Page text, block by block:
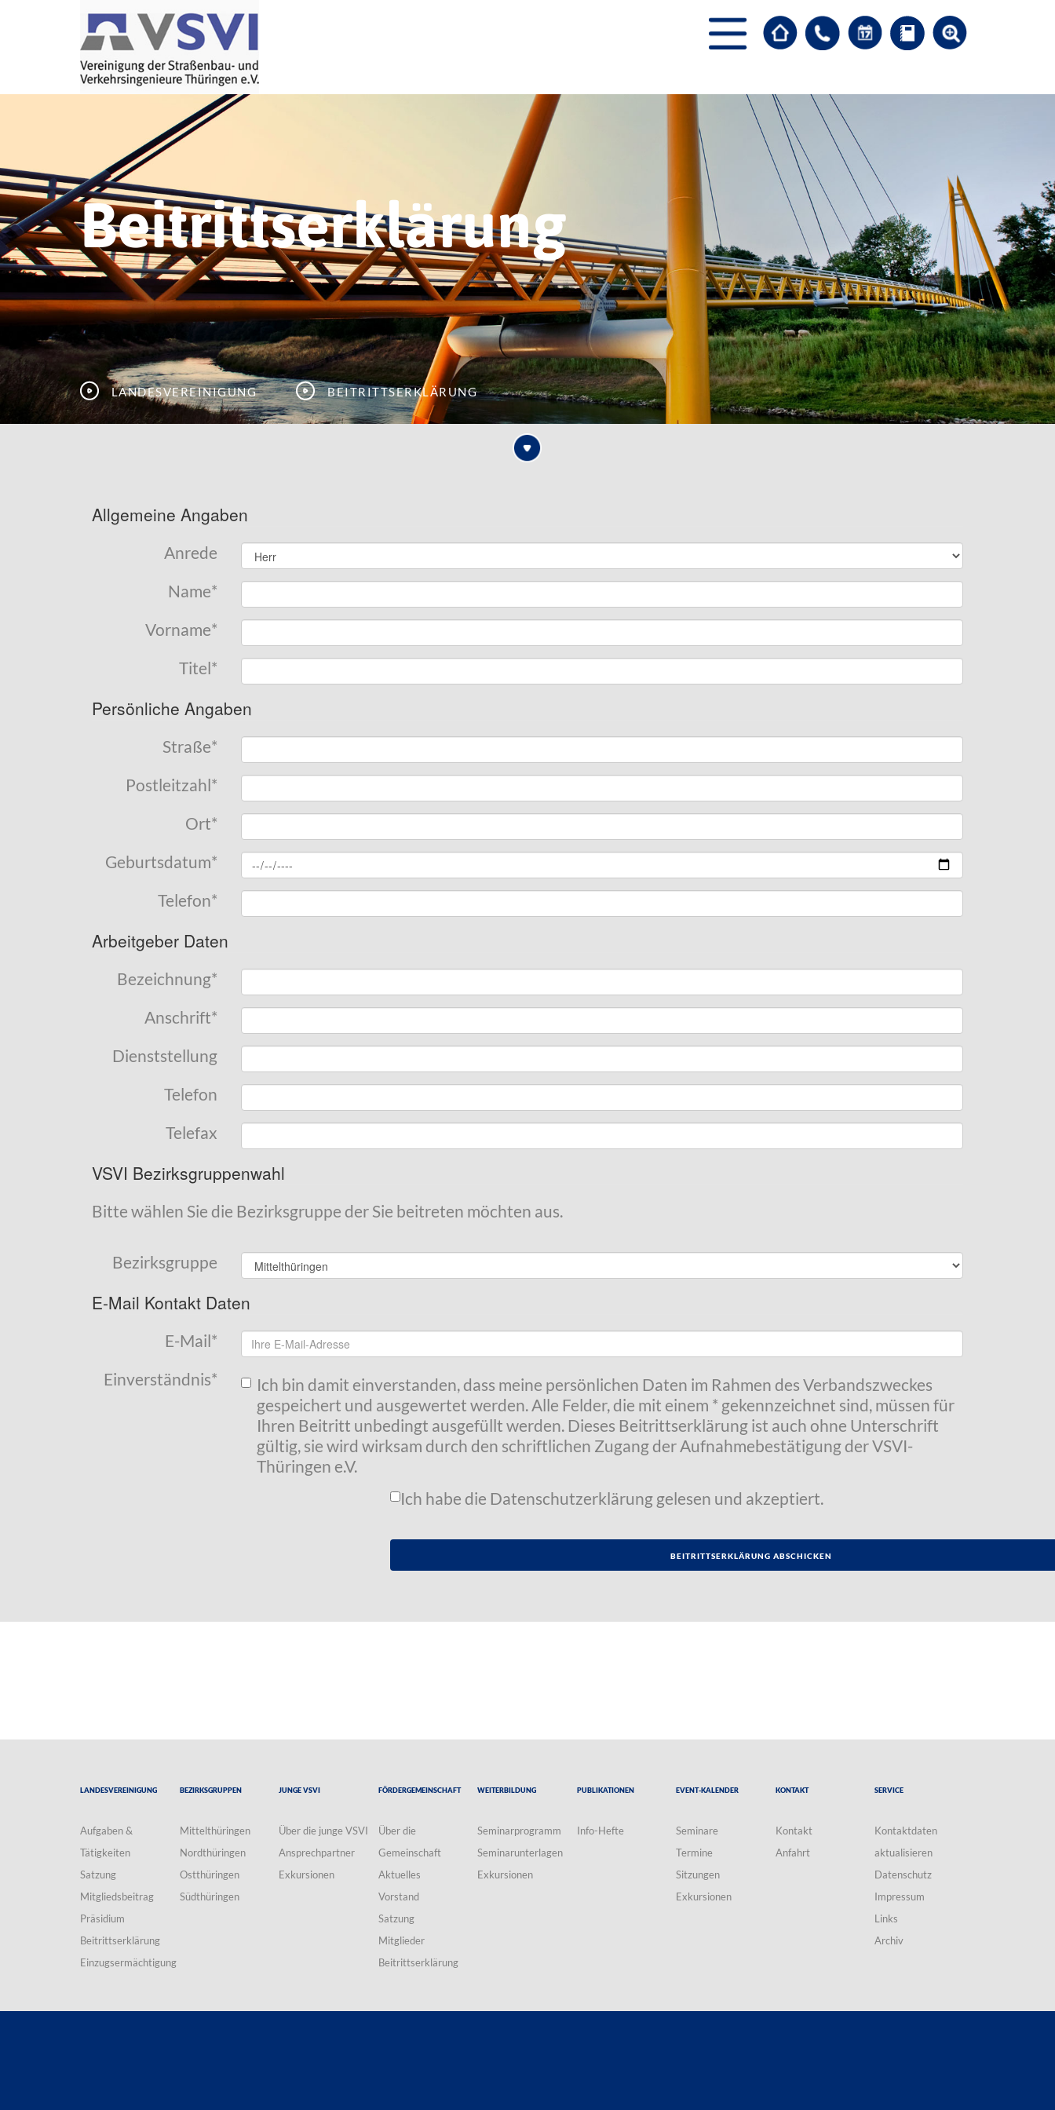
Beitrittserklärung
Landesvereinigung Beitrittserklärung
Allgemeine Angaben
Anrede
Name*
Vorname*
Titel*
Persönliche Angaben
Straße*
Postleitzahl*
Ort*
Geburtsdatum*
Telefon*
Arbeitgeber Daten
Bezeichnung*
Anschrift*
Dienststellung
Telefon
Telefax
VSVI Bezirksgruppenwahl
Bitte wählen Sie die Bezirksgruppe der Sie beitreten möchten aus.
Bezirksgruppe
E-Mail Kontakt Daten
E-Mail*
Einverständnis*
Ich bin damit einverstanden, dass meine persönlichen Daten im Rahmen des Verbandszweckes
gespeichert und ausgewertet werden. Alle Felder, die mit einem * gekennzeichnet sind, müssen für
Ihren Beitritt unbedingt ausgefüllt werden. Dieses Beitrittserklärung ist auch ohne Unterschrift
gültig, sie wird wirksam durch den schriftlichen Zugang der Aufnahmebestätigung der VSVI-
Thüringen e.V.
Ich habe die Datenschutzerklärunggelesen und akzeptiert.
Landesvereinigung
Aufgaben &
Tätigkeiten
Satzung
Mitgliedsbeitrag
Präsidium
Beitrittserklärung
Einzugsermächtigung
Bezirksgruppen
Mittelthüringen
Nordthüringen
Ostthüringen
Südthüringen
Junge VSVI
Über die junge VSVI
Ansprechpartner
Exkursionen
Fördergemeinschaft
Über die
Gemeinschaft
Aktuelles
Vorstand
Satzung
Mitglieder
Beitrittserklärung
Weiterbildung
Seminarprogramm
Seminarunterlagen
Exkursionen
Publikationen
Info-Hefte
Event-Kalender
Seminare
Termine
Sitzungen
Exkursionen
Kontakt
Kontakt
Anfahrt
Service
Kontaktdaten
aktualisieren
Datenschutz
Impressum
Links
Archiv